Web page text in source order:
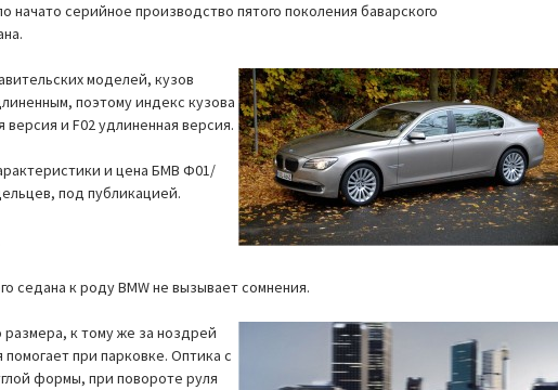
начато серийное производство пятого поколения баварского
моделей, кузов
поэтому индекс кузова
версия и F02 удлиненная версия.
и цена БМВ Ф01/
под публикацией.
седана к роду BMW не вызывает сомнения.
к тому же за ноздрей
при парковке. Оптика с
формы, при повороте руля